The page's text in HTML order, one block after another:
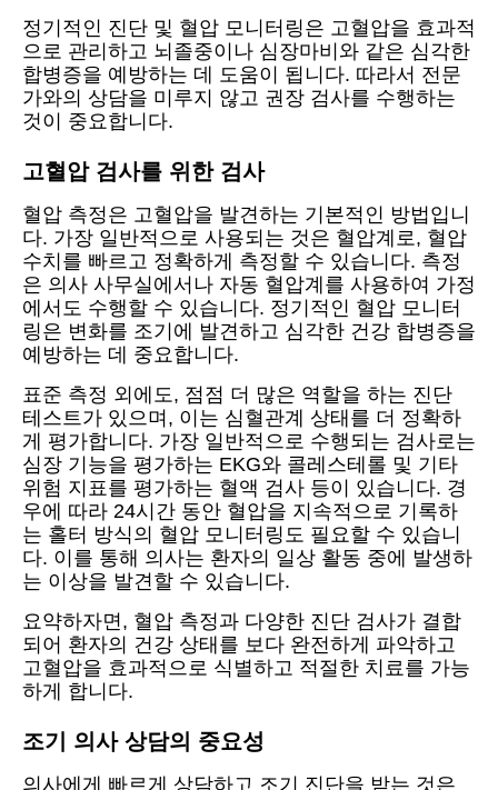
정기적인 진단 및 혈압 모니터링은 고혈압을 효과적
으로 관리하고 뇌졸중이나 심장마비와 같은 심각한
합병증을 예방하는 데 도움이 됩니다. 따라서 전문
가와의 상담을 미루지 않고 권장 검사를 수행하는
것이 중요합니다.
고혈압 검사를 위한 검사
혈압 측정은 고혈압을 발견하는 기본적인 방법입니
다. 가장 일반적으로 사용되는 것은 혈압계로, 혈압
수치를 빠르고 정확하게 측정할 수 있습니다. 측정
은 의사 사무실에서나 자동 혈압계를 사용하여 가정
에서도 수행할 수 있습니다. 정기적인 혈압 모니터
링은 변화를 조기에 발견하고 심각한 건강 합병증을
예방하는 데 중요합니다.
표준 측정 외에도, 점점 더 많은 역할을 하는 진단
테스트가 있으며, 이는 심혈관계 상태를 더 정확하
게 평가합니다. 가장 일반적으로 수행되는 검사로는
심장 기능을 평가하는 EKG와 콜레스테롤 및 기타
위험 지표를 평가하는 혈액 검사 등이 있습니다. 경
우에 따라 24시간 동안 혈압을 지속적으로 기록하
는 홀터 방식의 혈압 모니터링도 필요할 수 있습니
다. 이를 통해 의사는 환자의 일상 활동 중에 발생하
는 이상을 발견할 수 있습니다.
요약하자면, 혈압 측정과 다양한 진단 검사가 결합
되어 환자의 건강 상태를 보다 완전하게 파악하고
고혈압을 효과적으로 식별하고 적절한 치료를 가능
하게 합니다.
조기 의사 상담의 중요성
의사에게 빠르게 상담하고 조기 진단을 받는 것은